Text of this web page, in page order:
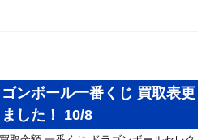
ゴンボール一番くじ 買取表更
した！ 10/8